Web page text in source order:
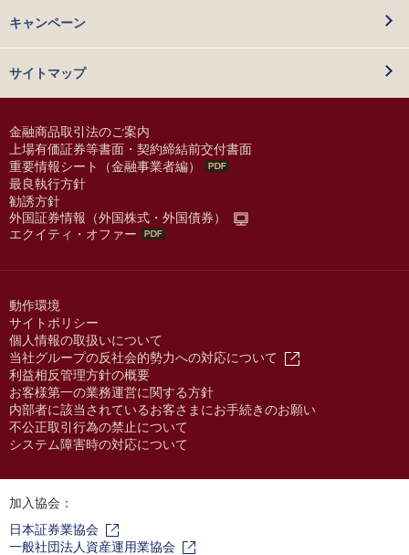
キャンペーン
サイトマップ
金融商品取引法のご案内
上場有価証券等書面・契約締結前交付書面
重要情報シート（金融事業者編）
最良執行方針
勧誘方針
外国証券情報（外国株式・外国債券）
エクイティ・オファー
動作環境
サイトポリシー
個人情報の取扱いについて
当社グループの反社会的勢力への対応について
利益相反管理方針の概要
お客様第一の業務運営に関する方針
内部者に該当されているお客さまにお手続きのお願い
不公正取引行為の禁止について
システム障害時の対応について
加入協会：
日本証券業協会
一般社団法人資産運用業協会